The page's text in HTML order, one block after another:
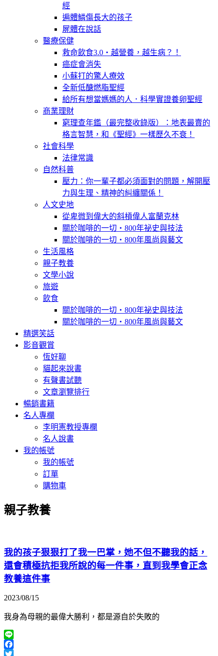
經
遍體鱗傷長大的孩子
屍體在說話
醫療保健
救命飲食3.0‧越營養，越生病？！
癌症會消失
小蘇打的驚人療效
全新低醣燃脂聖經
給所有想當媽媽的人．科學實證養卵聖經
商業理財
窮理查年鑑（最完整收錄版）：地表最賣的
格言智慧，和《聖經》一樣歷久不衰！
社會科學
法律常識
自然科普
壓力：你一輩子都必須面對的問題，解開壓
力與生理、精神的糾纏關係！
人文史地
從卑微到偉大的斜槓偉人富蘭克林
關於咖啡的一切‧800年祕史與技法
關於咖啡的一切‧800年風尚與藝文
生活風格
親子教養
文學小說
旅遊
飲食
關於咖啡的一切‧800年祕史與技法
關於咖啡的一切‧800年風尚與藝文
精選笑話
影音觀賞
恆好聊
貓起來說書
有聲書試聽
文章瀏覽排行
暢銷書籍
名人專欄
李明憲教授專欄
名人說書
我的帳號
我的帳號
訂單
購物車
親子教養
我的孩子狠狠打了我一巴掌，她不但不聽我的話，
還會積極抗拒我所說的每一件事，直到我學會正念
教養這件事
2023/08/15
我身為母親的最偉大勝利，都是源自於失敗的
Line
Facebook